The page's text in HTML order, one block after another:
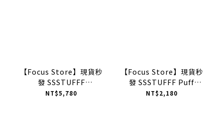
【Focus Store】現貨秒
發 SSSTUFFF
Embroidery Charm
NT$5,780
【Focus Store】現貨秒
發 SSSTUFFF Puff
Piano Tee "Black" 黑
NT$2,180